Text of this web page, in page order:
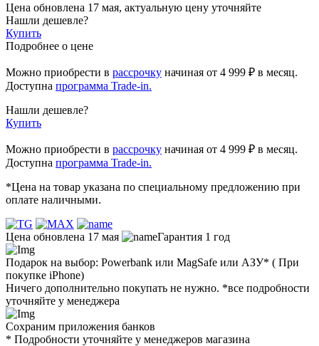
Цена обновлена 17 мая, актуальную цену уточняйте
Нашли дешевле?
Купить
Подробнее о цене
Можно приобрести в рассрочку начиная от 4 999 ₽ в месяц.
Доступна программа Trade-in.
Нашли дешевле?
Купить
Можно приобрести в рассрочку начиная от 4 999 ₽ в месяц.
Доступна программа Trade-in.
*Цена на товар указана по специальному предложению при
оплате наличными.
Цена обновлена 17 мая Гарантия 1 год
Подарок на выбор: Powerbank или MagSafe или AЗУ* ( При
покупке iPhone)
Ничего дополнительно покупать не нужно. *все подробности
уточняйте у менеджера
Сохраним приложения банков
* Подробности уточняйте у менеджеров магазина